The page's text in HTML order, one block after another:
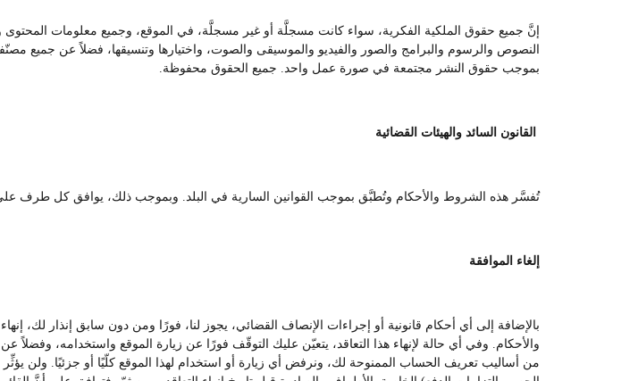
إنَّ جميع حقوق الملكية الفكرية، سواء كانت مسجلَّة أو غير مسجلَّة، في الموقع، وجميع معلومات المحتوى
النصوص والرسوم والبرامج والصور والفيديو والموسيقى والصوت، واختيارها وتنسيقها، فضلاً عن جميع
بموجب حقوق النشر مجتمعة في صورة عمل واحد. جميع الحقوق محفوظة.
القانون السائد والهيئات القضائية
تُفسَّر هذه الشروط والأحكام وتُطبَّق بموجب القوانين السارية في البلد. وبموجب ذلك، يوافق كل طرف على
إلغاء الموافقة
بالإضافة إلى أي أحكام قانونية أو إجراءات الإنصاف القضائي، يجوز لنا، فورًا ومن دون سابق إنذار لك،
والأحكام. وفي أي حالة لإنهاء هذا التعاقد، يتعيّن عليك التوقّف فورًا عن زيارة الموقع واستخدامه،
من أساليب تعريف الحساب الممنوحة لك، ونرفض أي زيارة أو استخدام لهذا الموقع كلّيًا أو جزئيًا. ولن